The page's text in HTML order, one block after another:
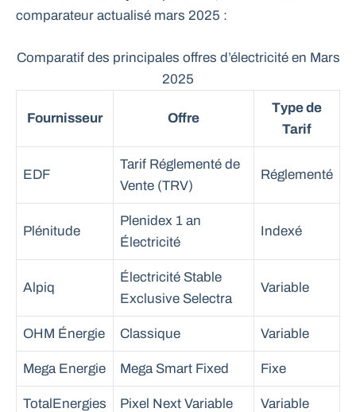
comparateur actualisé mars 2025 :
Comparatif des principales offres d’électricité en Mars
2025
Fournisseur Offre
Type de
Tarif
EDF
Tarif Réglementé de
Vente (TRV)
Réglementé
Plénitude
Plenidex 1 an
Électricité
Indexé
Alpiq
Électricité Stable
Exclusive Selectra
Variable
OHM Énergie Classique Variable
Mega Energie Mega Smart Fixed Fixe
TotalEnergies Pixel Next Variable Variable